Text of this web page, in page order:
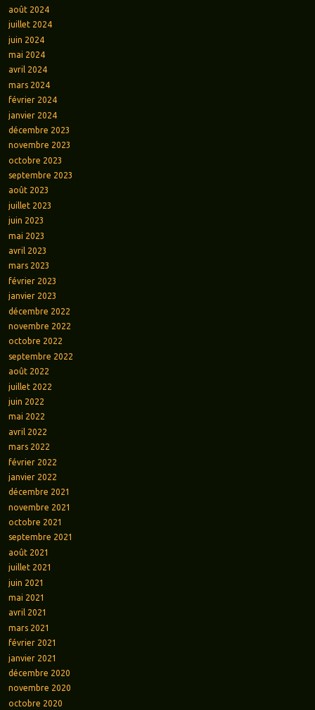
août 2024
juillet 2024
juin 2024
mai 2024
avril 2024
mars 2024
février 2024
janvier 2024
décembre 2023
novembre 2023
octobre 2023
septembre 2023
août 2023
juillet 2023
juin 2023
mai 2023
avril 2023
mars 2023
février 2023
janvier 2023
décembre 2022
novembre 2022
octobre 2022
septembre 2022
août 2022
juillet 2022
juin 2022
mai 2022
avril 2022
mars 2022
février 2022
janvier 2022
décembre 2021
novembre 2021
octobre 2021
septembre 2021
août 2021
juillet 2021
juin 2021
mai 2021
avril 2021
mars 2021
février 2021
janvier 2021
décembre 2020
novembre 2020
octobre 2020